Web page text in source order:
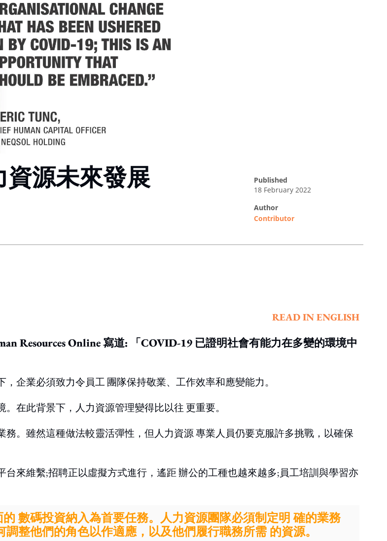
源未來發展
published
18 February 2022
author
Contributor
READ IN ENGLISH
Resources Online 寫道: 「COVID-19 已證明社會有能力在多變的環境中
企業必須致力令員工 團隊保持敬業、工作效率和應變能力。
在此背景下，人力資源管理變得比以往 更重要。
。雖然這種做法較靈活彈性，但人力資源 專業人員仍要克服許多挑戰，以確保
來維繫;招聘正以虛擬方式進行，遙距 辦公的工種也越來越多;員工培訓與學習亦
數碼投資納入為首要任務。人力資源團隊必須制定明 確的業務
整他們的角色以作適應，以及他們履行職務所需 的資源。